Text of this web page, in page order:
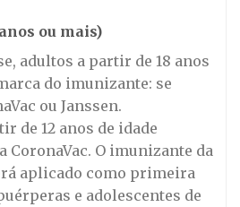
ou mais)
adultos a partir de 18 anos
do imunizante: se
ou Janssen.
de 12 anos de idade
CoronaVac. O imunizante da
aplicado como primeira
e adolescentes de